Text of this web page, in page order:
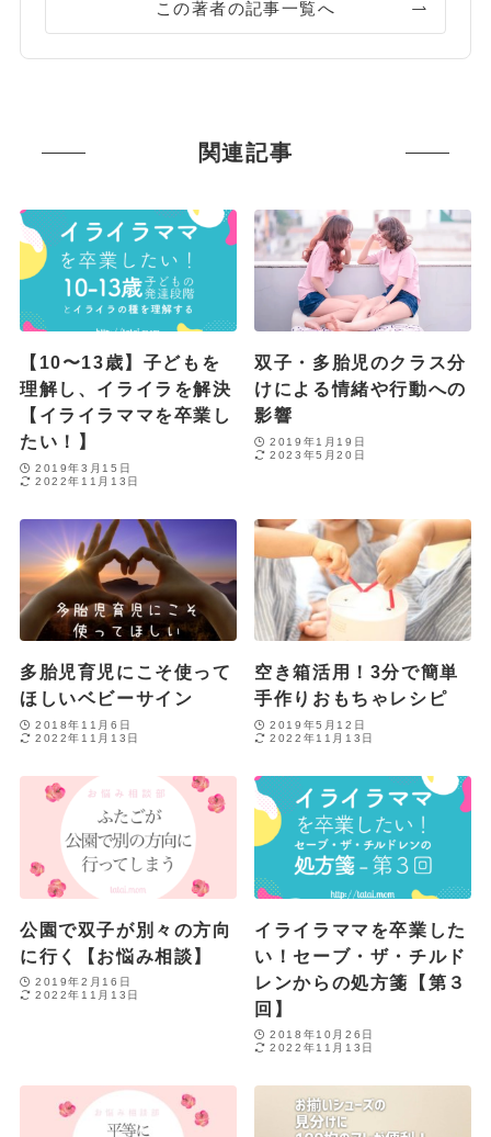
この著者の記事一覧へ
関連記事
【10〜13歳】子どもを
理解し、イライラを解決
【イライラママを卒業し
たい！】
2019年3月15日
2022年11月13日
双子・多胎児のクラス分
けによる情緒や行動への
影響
2019年1月19日
2023年5月20日
多胎児育児にこそ使って
ほしいベビーサイン
2018年11月6日
2022年11月13日
空き箱活用！3分で簡単
手作りおもちゃレシピ
2019年5月12日
2022年11月13日
公園で双子が別々の方向
に行く【お悩み相談】
2019年2月16日
2022年11月13日
イライラママを卒業した
い！セーブ・ザ・チルド
レンからの処方箋【第３
回】
2018年10月26日
2022年11月13日